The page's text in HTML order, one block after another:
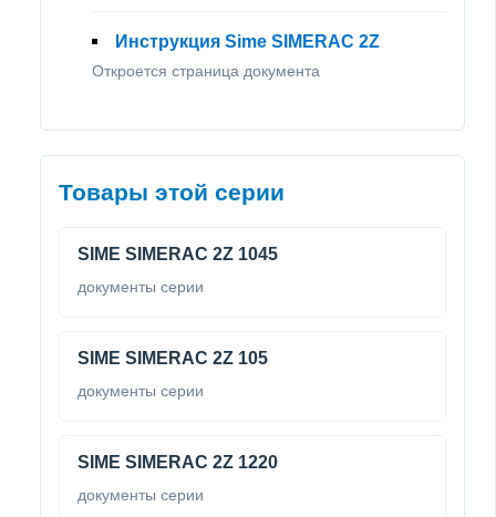
Инструкция Sime SIMERAC 2Z
Откроется страница документа
Товары этой серии
SIME SIMERAC 2Z 1045
документы серии
SIME SIMERAC 2Z 105
документы серии
SIME SIMERAC 2Z 1220
документы серии